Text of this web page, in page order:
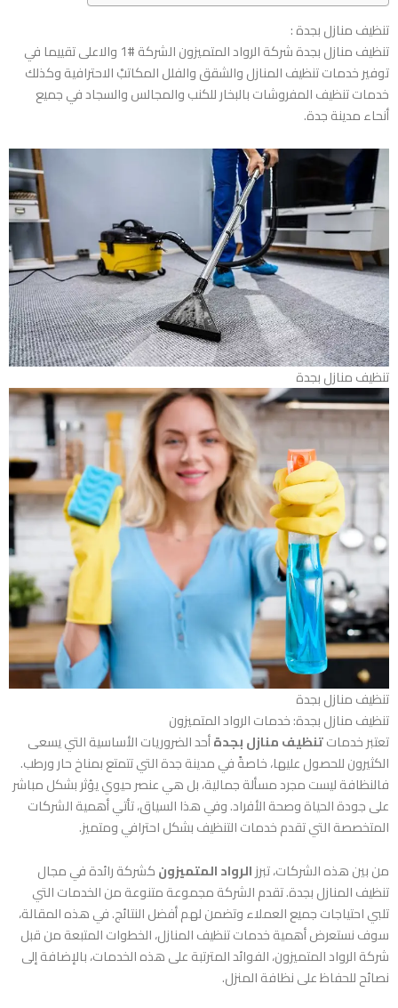
تنظيف منازل بجدة :
تنظيف منازل بجدة شركة الرواد المتميزون الشركة #1 والاعلى تقييما في
توفير خدمات تنظيف المنازل والشقق والفلل المكاتبْ الاحترافية وكذلك
خدمات تنظيف المفروشات بالبخار للكنب والمجالس والسجاد في جميع
أنحاء مدينة جدة.
تنظيف منازل بجدة
تنظيف منازل بجدة
تنظيف منازل بجدة: خدمات الرواد المتميزون
تعتبر خدماتتنظيف منازل بجدةأحد الضروريات الأساسية التي يسعى
الكثيرون للحصول عليها، خاصةً في مدينة جدة التي تتمتع بمناخ حار ورطب.
فالنظافة ليست مجرد مسألة جمالية، بل هي عنصر حيوي يؤثر بشكل مباشر
على جودة الحياة وصحة الأفراد. وفي هذا السياق، تأتي أهمية الشركات
المتخصصة التي تقدم خدمات التنظيف بشكل احترافي ومتميز.
من بين هذه الشركات، تبرزالرواد المتميزونكشركة رائدة في مجال
تنظيف المنازل بجدة. تقدم الشركة مجموعة متنوعة من الخدمات التي
تلبي احتياجات جميع العملاء وتضمن لهم أفضل النتائج. في هذه المقالة،
سوف نستعرض أهمية خدمات تنظيف المنازل، الخطوات المتبعة من قبل
شركة الرواد المتميزون، الفوائد المترتبة على هذه الخدمات، بالإضافة إلى
نصائح للحفاظ على نظافة المنزل.